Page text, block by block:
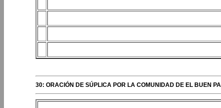
30: ORACIÓN DE SÚPLICA POR LA COMUNIDAD DE EL BUEN